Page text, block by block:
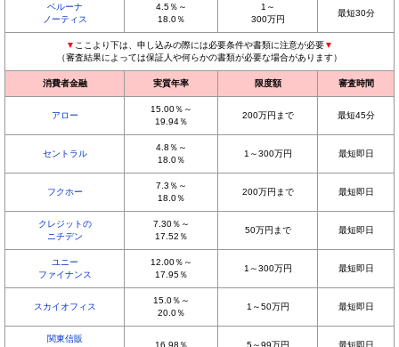
ベルーナ
ノーティス
4.5％～
18.0％
1～
300万円
最短30分
▼ ここより下は、申し込みの際には必要条件や書類に注意が必要▼
（審査結果によっては保証人や何らかの書類が必要な場合があります）
消費者金融 実質年率 限度額 審査時間
アロー
15.00％～
19.94％
200万円まで 最短45分
セントラル
4.8％～
18.0％
1～300万円 最短即日
フクホー
7.3％～
18.0％
200万円まで 最短即日
クレジットの
ニチデン
7.30％～
17.52％
50万円まで 最短即日
ユニー
ファイナンス
12.00％～
17.95％
1～300万円 最短即日
スカイオフィス
15.0％～
20.0％
1～50万円 最短即日
関東信販
16.98％ 5～99万円 最短即日